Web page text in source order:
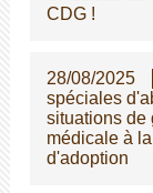
CDG !
28/08/2025
spéciales
situations de
médicale à
d'adoption